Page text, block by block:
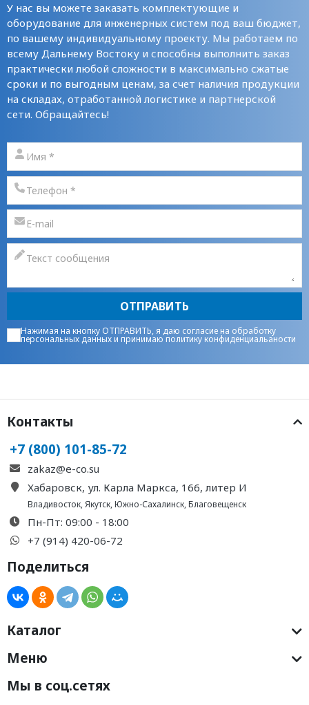
У нас вы можете заказать комплектующие и
оборудование для инженерных систем под ваш бюджет,
по вашему индивидуальному проекту. Мы работаем по
всему Дальнему Востоку и способны выполнить заказ
практически любой сложности в максимально сжатые
сроки и по выгодным ценам, за счет наличия продукции
на складах, отработанной логистике и партнерской
сети. Обращайтесь!
ОТПРАВИТЬ
Нажимая на кнопку ОТПРАВИТЬ, я даю согласие на обработку
персональных данныхи принимаю политику конфиденциальаности
Контакты
+7 (800) 101-85-72
zakaz@e-co.su
Хабаровск, ул. Карла Маркса, 166, литер И
Владивосток,Якутск,Южно-Сахалинск,Благовещенск
Пн-Пт: 09:00 - 18:00
+7 (914) 420-06-72
Поделиться
Каталог
Меню
Мы в соц.сетях